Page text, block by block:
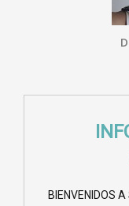
BIENVENIDOS